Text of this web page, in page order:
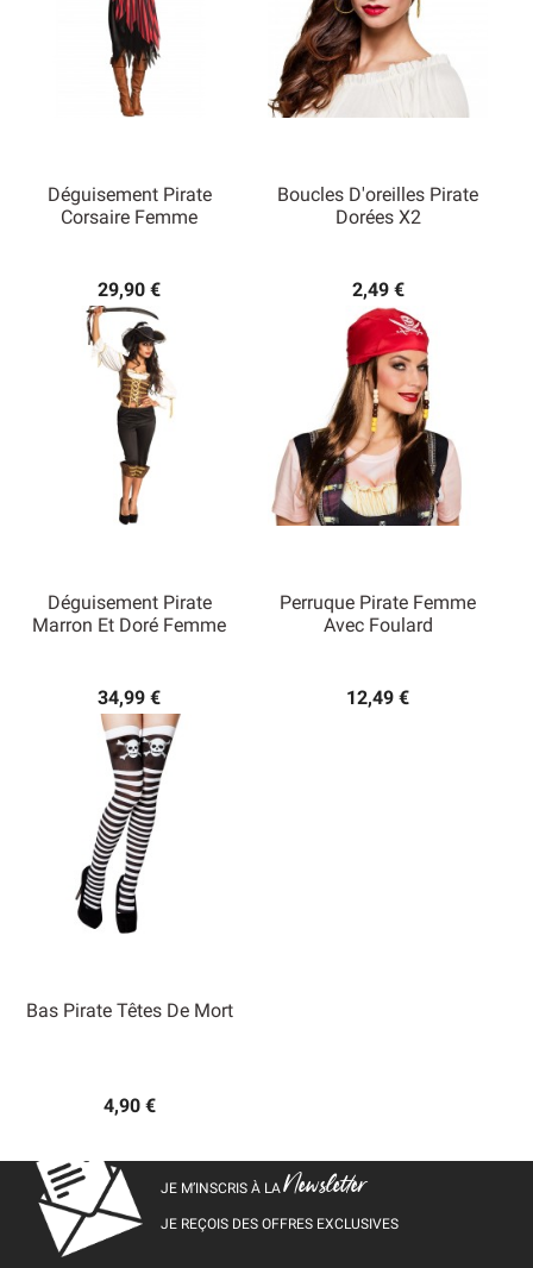
Déguisement Pirate
Corsaire Femme
29,90 €
Boucles D'oreilles Pirate
Dorées X2
2,49 €
Déguisement Pirate
Marron Et Doré Femme
34,99 €
Perruque Pirate Femme
Avec Foulard
12,49 €
Bas Pirate Têtes De Mort
4,90 €
JE M’INSCRIS À LANewsletter
JE REÇOIS DES OFFRES EXCLUSIVES